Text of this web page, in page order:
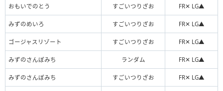
おもいでのとう すごいつりざお FR✕ LG▲
みずのめいろ すごいつりざお FR✕ LG▲
ゴージャスリゾート すごいつりざお FR✕ LG▲
みずのさんぽみち ランダム FR✕ LG▲
みずのさんぽみち すごいつりざお FR✕ LG▲